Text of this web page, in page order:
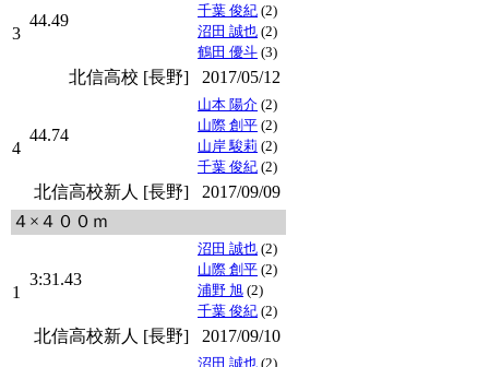
3
44.49
千葉 俊紀 (2)
沼田 誠也 (2)
鶴田 優斗 (3)
北信高校 [長野] 2017/05/12
4
44.74
山本 陽介 (2)
山際 創平 (2)
山岸 駿莉 (2)
千葉 俊紀 (2)
北信高校新人 [長野]
2017/09/09
４×４００ｍ
1
3:31.43
沼田 誠也 (2)
山際 創平 (2)
浦野 旭 (2)
千葉 俊紀 (2)
北信高校新人 [長野] 2017/09/10
沼田 誠也 (2)